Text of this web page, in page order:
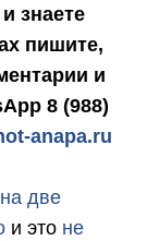
знаете
пишите,
и
8 (988)
anapa.ru
на две
и это не